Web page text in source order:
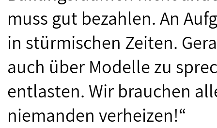
muss gut bezahlen. An
in stürmischen Zeiten.
auch über Modelle zu
entlasten. Wir brauchen
niemanden verheizen!“